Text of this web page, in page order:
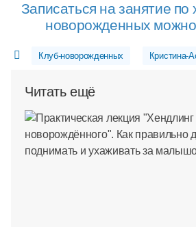
Записаться на занятие по
новорожденных
Клуб-новорожденных Кристина-
Читать ещё